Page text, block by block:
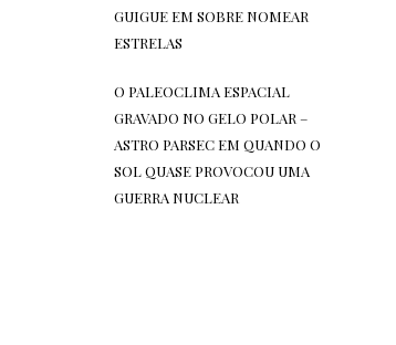
GUIGUE EMSOBRE NOMEAR
ESTRELAS
O PALEOCLIMA ESPACIAL
GRAVADO NO GELO POLAR –
ASTRO PARSEC EMQUANDO O
SOL QUASE PROVOCOU UMA
GUERRA NUCLEAR